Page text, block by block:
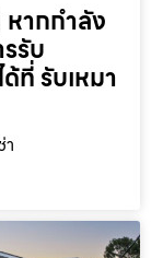
ากกำลัง
รับ
ที่ รับเหมา